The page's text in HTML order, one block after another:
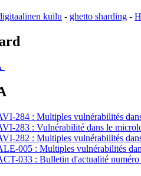
kuilu - ghetto sharding -
284 : Multiples vulnérabilités
283 : Vulnérabilité dans le
282 : Multiples vulnérabilités
005 : Multiples vulnérabilités
033 : Bulletin d'actualité